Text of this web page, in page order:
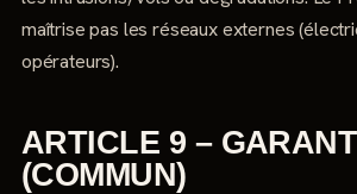
maîtrise pas les réseaux externes
opérateurs).
ARTICLE 9 –
(COMMUN)